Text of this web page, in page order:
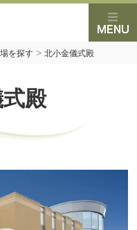
を探す > 北小金儀式殿
殿